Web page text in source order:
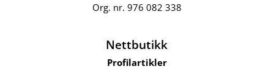
Org. nr. 976 082 338
Nettbutikk
Profilartikler